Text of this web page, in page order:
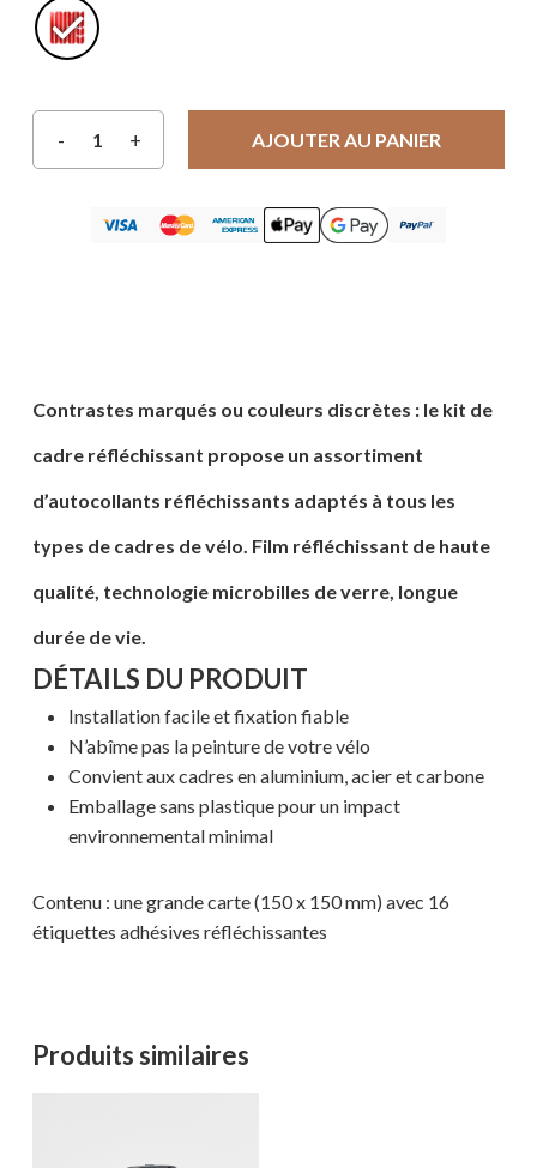
MAGASINER EN LIGNE
AJOUTER AU PANIER
Contrastes marqués ou couleurs discrètes : le kit de
cadre réfléchissant propose un assortiment
d’autocollants réfléchissants adaptés à tous les
types de cadres de vélo. Film réfléchissant de haute
qualité, technologie microbilles de verre, longue
durée de vie.
DÉTAILS DU PRODUIT
Installation facile et fixation fiable
N’abîme pas la peinture de votre vélo
Convient aux cadres en aluminium, acier et carbone
Emballage sans plastique pour un impact
environnemental minimal
Contenu : une grande carte (150 x 150 mm) avec 16
étiquettes adhésives réfléchissantes
Produits similaires